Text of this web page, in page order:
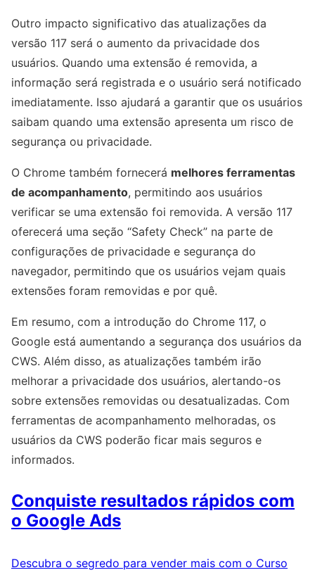
Outro impacto significativo das atualizações da
versão 117 será o aumento da privacidade dos
usuários. Quando uma extensão é removida, a
informação será registrada e o usuário será notificado
imediatamente. Isso ajudará a garantir que os usuários
saibam quando uma extensão apresenta um risco de
segurança ou privacidade.
O Chrome também fornecerá melhores ferramentas
de acompanhamento, permitindo aos usuários
verificar se uma extensão foi removida. A versão 117
oferecerá uma seção “Safety Check” na parte de
configurações de privacidade e segurança do
navegador, permitindo que os usuários vejam quais
extensões foram removidas e por quê.
Em resumo, com a introdução do Chrome 117, o
Google está aumentando a segurança dos usuários da
CWS. Além disso, as atualizações também irão
melhorar a privacidade dos usuários, alertando-os
sobre extensões removidas ou desatualizadas. Com
ferramentas de acompanhamento melhoradas, os
usuários da CWS poderão ficar mais seguros e
informados.
Conquiste resultados rápidos com
o Google Ads
Descubra o segredo para vender mais com o Curso